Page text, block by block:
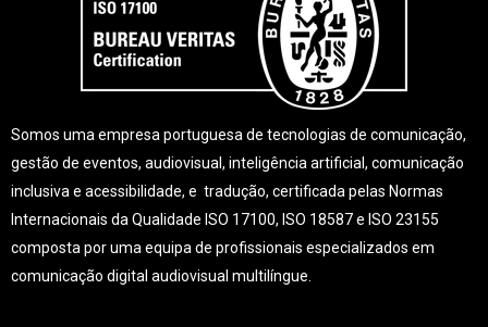
Somos uma empresa portuguesa de tecnologias de comunicação,
gestão de eventos, audiovisual, inteligência artificial, comunicação
inclusiva e acessibilidade, e tradução, certificada pelas Normas
Internacionais da Qualidade ISO 17100, ISO 18587 e ISO 23155
composta por uma equipa de profissionais especializados em
comunicação digital audiovisual multilíngue.